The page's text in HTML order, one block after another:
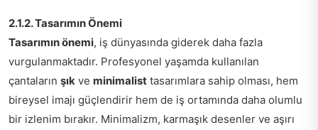
2.1.2. Tasarımın Önemi
Tasarımın önemi, iş dünyasında giderek daha fazla
vurgulanmaktadır. Profesyonel yaşamda kullanılan
çantaların şık ve minimalist tasarımlara sahip olması, hem
bireysel imajı güçlendirir hem de iş ortamında daha olumlu
bir izlenim bırakır. Minimalizm, karmaşık desenler ve aşırı